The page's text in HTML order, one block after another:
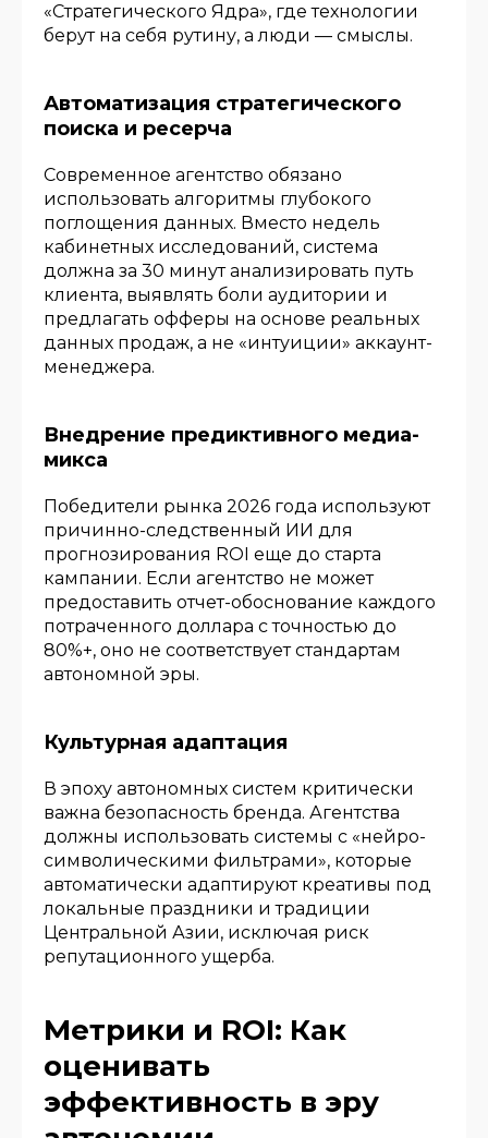
«Стратегического Ядра», где технологии
берут на себя рутину, а люди — смыслы.
Автоматизация стратегического
поиска и ресерча
Современное агентство обязано
использовать алгоритмы глубокого
поглощения данных. Вместо недель
кабинетных исследований, система
должна за 30 минут анализировать путь
клиента, выявлять боли аудитории и
предлагать офферы на основе реальных
данных продаж, а не «интуиции» аккаунт-
менеджера.
Внедрение предиктивного медиа-
микса
Победители рынка 2026 года используют
причинно-следственный ИИ для
прогнозирования ROI еще до старта
кампании. Если агентство не может
предоставить отчет-обоснование каждого
потраченного доллара с точностью до
80%+, оно не соответствует стандартам
автономной эры.
Культурная адаптация
В эпоху автономных систем критически
важна безопасность бренда. Агентства
должны использовать системы с «нейро-
символическими фильтрами», которые
автоматически адаптируют креативы под
локальные праздники и традиции
Центральной Азии, исключая риск
репутационного ущерба.
Метрики и ROI: Как
оценивать
эффективность в эру